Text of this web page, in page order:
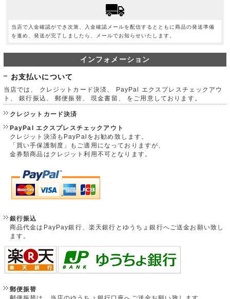
当店で入金確認ができ次第、入金確認メールを配信するとともに商品の発送準備
を進め、発送が完了しましたら、メールでお知らせいたします。
インフォメーション
お支払いについて
当店では、 クレジットカード決済、 PayPal エクスプレスチェックアウ
ト、 銀行振込、 郵便振替、 現金書留、 をご用意しております。
クレジットカード決済
PayPal エクスプレスチェックアウト
クレジット決済もPayPalをお勧め致します。
「買い手保護制度」もご適用になっておりますが、
金券類商品はクレジット利用不可となります。
銀行振込
商品代金はPayPay銀行、楽天銀行とゆうちょ銀行へご送金お願い致し
ます。
郵便振替
郵便振替は、当店のゆうちょ銀行口座へご送金お願い致します。